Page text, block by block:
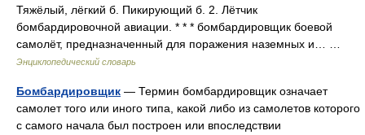
Тяжёлый, лёгкий б. Пикирующий б. 2. Лётчик
бомбардировочной авиации. * * * бомбардировщик боевой
самолёт, предназначенный для поражения наземных и… …
Энциклопедический словарь
Бомбардировщик — Термин бомбардировщик означает
самолет того или иного типа, какой либо из самолетов которого
с самого начала был построен или впоследствии